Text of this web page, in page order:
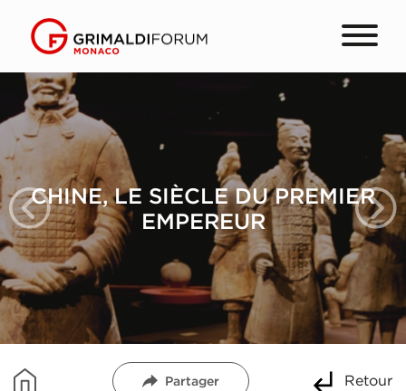
CHINE, LE SIÈCLE DU PREMIER
EMPEREUR
Partager Retour